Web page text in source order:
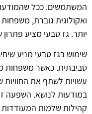
המשתמשים. ככל
ואקולוגית גוברת,
יותר. גז טבעי מציע
שימוש בגז טבעי מניע
סביבתית. כאשר משפחות
עשויות לשתף את
במודעות לנושא. השפעה
קהילות שלמות המעודדות